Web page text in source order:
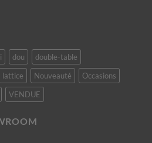
dou
double-table
lattice Nouveauté
Occasions
VENDUE